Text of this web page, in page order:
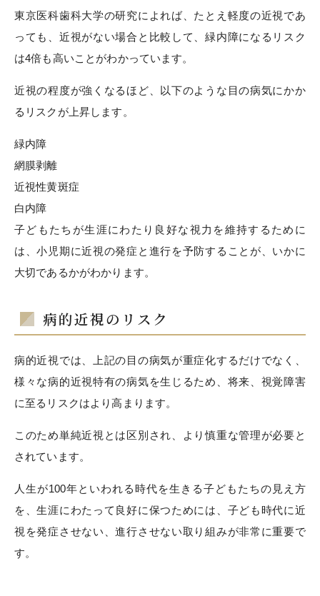
東京医科歯科大学の研究によれば、たとえ軽度の近視であ
っても、近視がない場合と比較して、緑内障になるリスク
は4倍も高いことがわかっています。
近視の程度が強くなるほど、以下のような目の病気にかか
るリスクが上昇します。
緑内障
網膜剥離
近視性黄斑症
白内障
子どもたちが生涯にわたり良好な視力を維持するために
は、小児期に近視の発症と進行を予防することが、いかに
大切であるかがわかります。
病的近視のリスク
病的近視では、上記の目の病気が重症化するだけでなく、
様々な病的近視特有の病気を生じるため、将来、視覚障害
に至るリスクはより高まります。
このため単純近視とは区別され、より慎重な管理が必要と
されています。
人生が100年といわれる時代を生きる子どもたちの見え方
を、生涯にわたって良好に保つためには、子ども時代に近
視を発症させない、進行させない取り組みが非常に重要で
す。